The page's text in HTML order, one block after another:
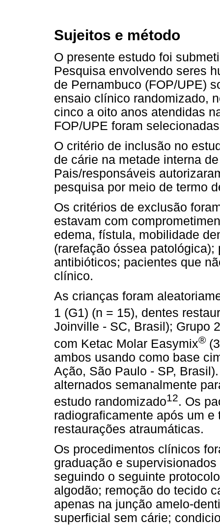
Sujeitos e método
O presente estudo foi
Pesquisa envolvendo seres
de Pernambuco (FOP/UPE)
ensaio clínico randomizado,
cinco a oito anos atendidas
FOP/UPE foram
O critério de inclusão no
de cárie na metade interna
Pais/responsáveis
pesquisa por meio de termo
Os critérios de exclusão
estavam com
edema, fístula, mobilidade
(rarefação óssea
antibióticos; pacientes que
clínico.
As crianças foram
1 (G1) (n = 15), dentes
Joinville - SC, Brasil); Grupo
com Ketac Molar Easymix®
ambos usando como base
Ação, São Paulo - SP,
alternados semanalmente
estudo randomizado12. Os
radiograficamente após um
restaurações atraumáticas.
Os procedimentos clínicos
graduação e
seguindo o seguinte
algodão; remoção do tecido
apenas na junção amelo-
superficial sem cárie;